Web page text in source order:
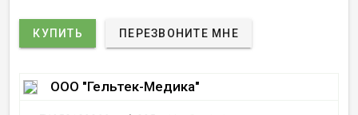
КУПИТЬ ПЕРЕЗВОНИТЕ МНЕ
ООО "Гельтек-Медика"